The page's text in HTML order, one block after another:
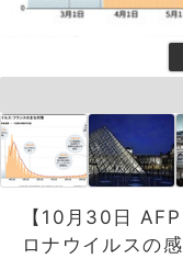
【10月30日
ロナウイルスの